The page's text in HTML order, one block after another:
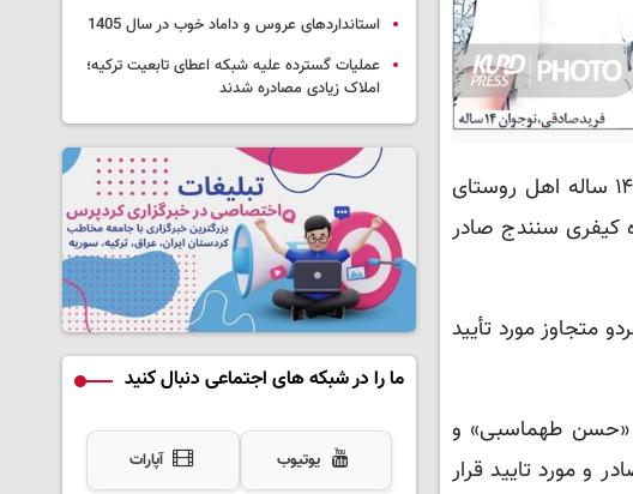
به گزارش خبرنگار کردپرس، بهمن ماه سال گذشته بود که حکم اعدام متجاوزان به «فرید صادقی» نوجوان ۱۴ ساله اهل روستای
کیفری سنندج صادر
متجاوز مورد تأیید
«حسن طهماسبی» و
و مورد تایید قرار
استانداردهای عروس و داماد خوب در سال 1405
عملیات گسترده علیه شبکه اعطای تابعیت ترکیه؛
املاک زیادی مصادره شدند
ما را در شبکه های اجتماعی دنبال کنید
یوتیوب آپارات